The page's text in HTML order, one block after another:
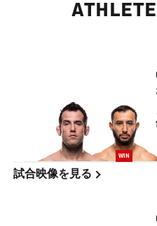
WIN
1
試合映像を見る